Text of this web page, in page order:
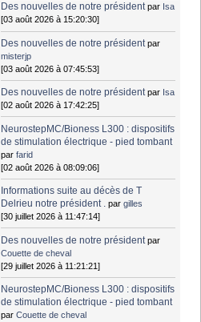
Des nouvelles de notre président par Isa
[03 août 2026 à 15:20:30]
Des nouvelles de notre président par
misterjp
[03 août 2026 à 07:45:53]
Des nouvelles de notre président par Isa
[02 août 2026 à 17:42:25]
NeurostepMC/Bioness L300 : dispositifs
de stimulation électrique - pied tombant
parfarid
[02 août 2026 à 08:09:06]
Informations suite au décès de T
Delrieu notre président . pargilles
[30 juillet 2026 à 11:47:14]
Des nouvelles de notre président par
Couette de cheval
[29 juillet 2026 à 11:21:21]
NeurostepMC/Bioness L300 : dispositifs
de stimulation électrique - pied tombant
parCouette de cheval